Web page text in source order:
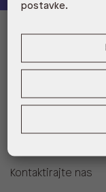
Zamjene i povrati
Kontaktirajte nas
postavke.